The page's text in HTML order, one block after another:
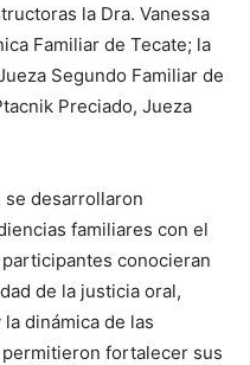
la Dra. Vanessa
Familiar de Tecate; la
Segundo Familiar de
Preciado, Jueza
se desarrollaron
familiares con el
conocieran
de la justicia oral,
dinámica de las
fortalecer sus